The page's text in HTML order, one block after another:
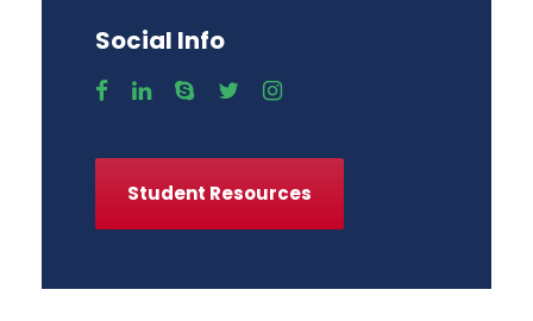
Social Info
Student Resources